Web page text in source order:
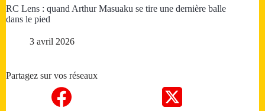
RC Lens : quand Arthur Masuaku se tire une dernière balle
dans le pied
3 avril 2026
Partagez sur vos réseaux